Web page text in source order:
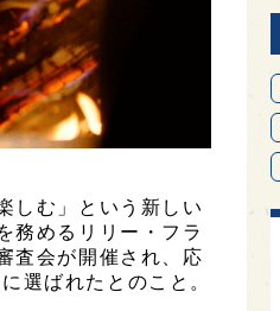
しむ」という新しい
務めるリリー・フラ
査会が開催され、応
選ばれたとのこと。